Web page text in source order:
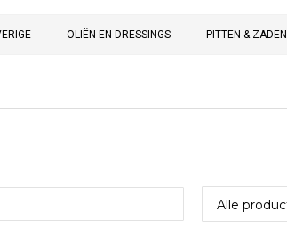
OLIËN EN DRESSINGS PITTEN & ZADEN